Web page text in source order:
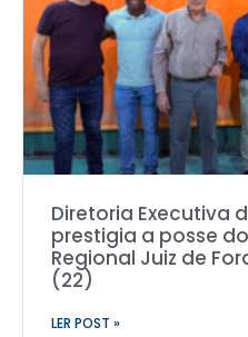
Diretoria Executiva
prestigia a posse
Regional Juiz de
(22)
LER POST »